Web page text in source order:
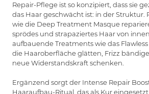
Repair-Pflege ist so konzipiert, dass sie
das Haar geschwächt ist: in der Struktur.
wie die Deep Treatment Masque
sprödes und strapaziertes Haar von
aufbauende Treatments wie das
die Haaroberfläche glätten, Frizz
neue Widerstandskraft schenken.
Ergänzend sorgt der Intense Repair
Haaraufbau-Ritual, das als Kur